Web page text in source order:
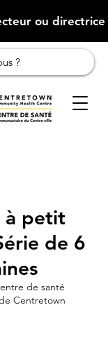
ou
à petit
de 6
de santé
Centretown